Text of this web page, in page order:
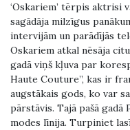
‘Oskariem’ tērpis aktrisi
sagādāja milzīgus
intervijām un parādījās
Oskariem atkal nēsāja
gadā viņš kļuva par
Haute Couture”, kas ir
augstākais gods, ko var
pārstāvis. Tajā pašā gadā
modes līnija. Turpiniet